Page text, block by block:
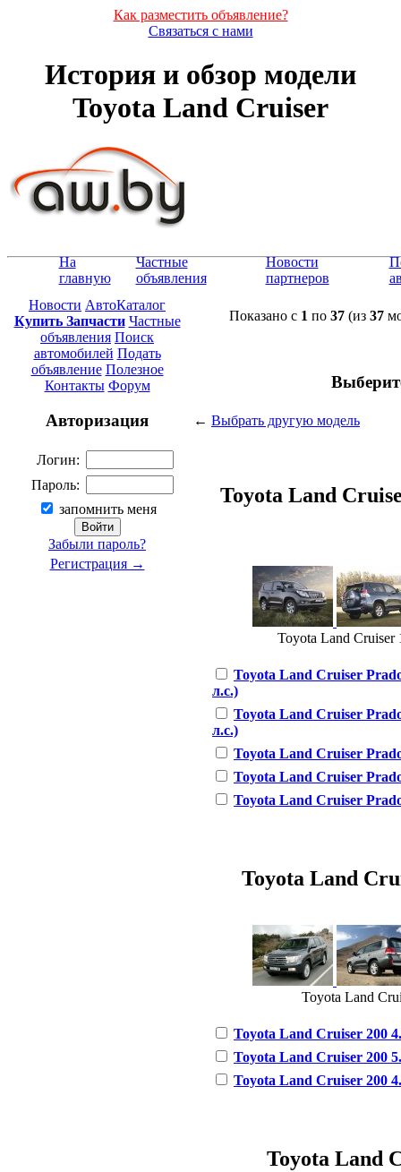
Как разместить объявление?
Связаться с нами
История и обзор модели
Toyota Land Cruiser
На
главную
Частные
объявления
Новости
партнеров
Новости АвтоКаталог
Купить Запчасти Частные
объявления Поиск
автомобилей Подать
объявление Полезное
Контакты Форум
Авторизация
Логин:
Пароль:
запомнить меня
Забыли пароль?
Регистрация →
Показано с 1 по 37(из 37
← Выбрать другую модель
Toyota Land
Toyota Land Cruiser
Toyota Land Cruiser
л.с.)
Toyota Land Cruiser
л.с.)
Toyota Land Cruiser
Toyota Land Cruiser
Toyota Land Cruiser
Toyota Land
Toyota Land
Toyota Land Cruiser 200
Toyota Land Cruiser 200
Toyota Land Cruiser 200
Toyota Land